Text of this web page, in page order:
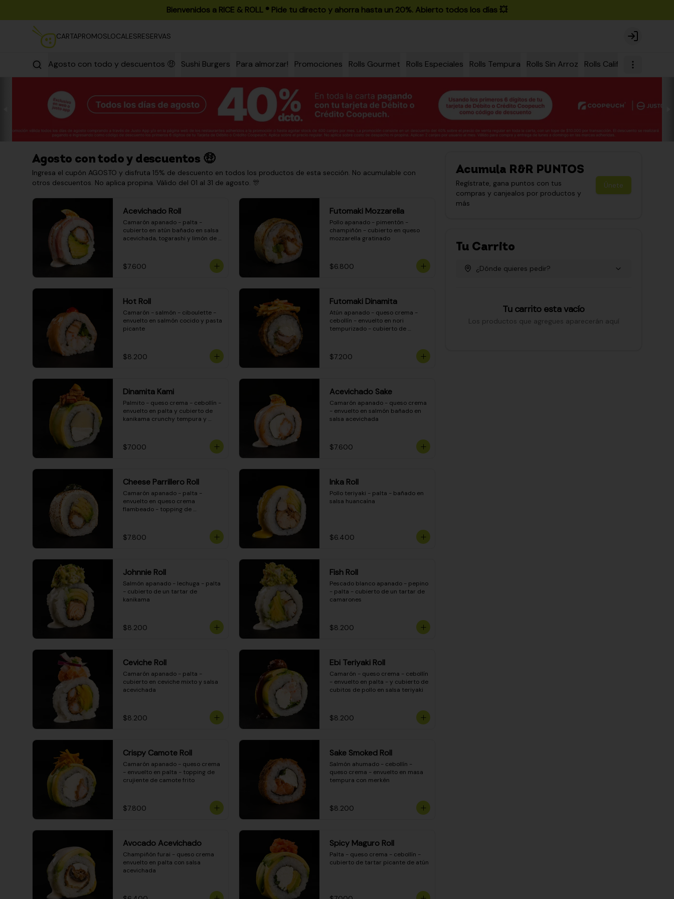
Bienvenidos a RICE & ROLL ®️ Pide tu directo y ahorra hasta un 20%. Abierto todos los días 💥
CARTAPROMOSLOCALESRESERVAS Login
Agosto con todo y descuentos 🤑 Sushi Burgers Para almorzar! Promociones Rolls Gourmet Rolls Especiales Rolls Tempura Rolls Sin Arroz Rolls California
Agosto con todo y descuentos 🤑
Ingresa el cupón AGOSTO y disfruta 15% de descuento en todos los productos de esta sección. No acumulable con
otros descuentos. No aplica propina. Válido del 01 al 31 de agosto. 🎊
Acevichado Roll
Camarón apanado - palta -
cubierto en atún bañado en salsa
acevichada, togarashi y limón de
$7.600
Futomaki Mozzarella
Pollo apanado - pimentón -
champiñón - cubierto en queso
mozzarella gratinado
$6.800
Hot Roll
Camarón - salmón - ciboulette -
envuelto en salmón cocido y pasta
picante
$8.200
Futomaki Dinamita
Atún apanado - queso crema -
cebollín - envuelto en nori
tempurizado - cubierto de
$7.200
Dinamita Kami
Palmito - queso crema - cebollín -
envuelto en palta y cubierto de
kanikama crunchy tempura y
$7.000
Acevichado Sake
Camarón apanado - queso crema
- envuelto en salmón bañado en
salsa acevichada
$7.600
Cheese Parrillero Roll
Camarón apanado - palta -
envuelto en queso crema
flambeado - topping de
$7.800
Inka Roll
Pollo teriyaki - palta - bañado en
salsa huancaína
$6.400
Johnnie Roll
Salmón apanado - lechuga - palta
- cubierto de un tartar de
kanikama
$8.200
Fish Roll
Pescado blanco apanado - pepino
- palta - cubierto de un tartar de
camarones
$8.200
Ceviche Roll
Camarón apanado - palta -
cubierto en ceviche mixto y salsa
acevichada
$8.200
Ebi Teriyaki Roll
Camarón - queso crema - cebollín
- envuelto en palta - y cubierto de
cubitos de pollo en salsa teriyaki
$8.200
Crispy Camote Roll
Camarón apanado - queso crema
- envuelto en palta - topping de
crujiente de camote frito
$7.800
Sake Smoked Roll
Salmón ahumado - cebollín -
queso crema - envuelto en masa
tempura con merkén
$8.200
Avocado Acevichado
Champiñón furai - queso crema
envuelto en palta con salsa
acevichada
Spicy Maguro Roll
Palta - queso crema - cebollín -
cubierto de tartar picante de atún
Acumula R&R PUNTOS
Regístrate, gana puntos con tus
compras y canjealos por productos y
más
Únete
Tu Carrito
¿Dónde quieres pedir?
Tu carrito esta vacío
Los productos que agregues aparecerán aquí